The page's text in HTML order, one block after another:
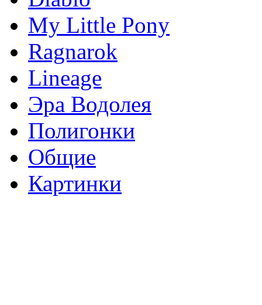
My Little Pony
Ragnarok
Lineage
Эра Водолея
Полигонки
Общие
Картинки